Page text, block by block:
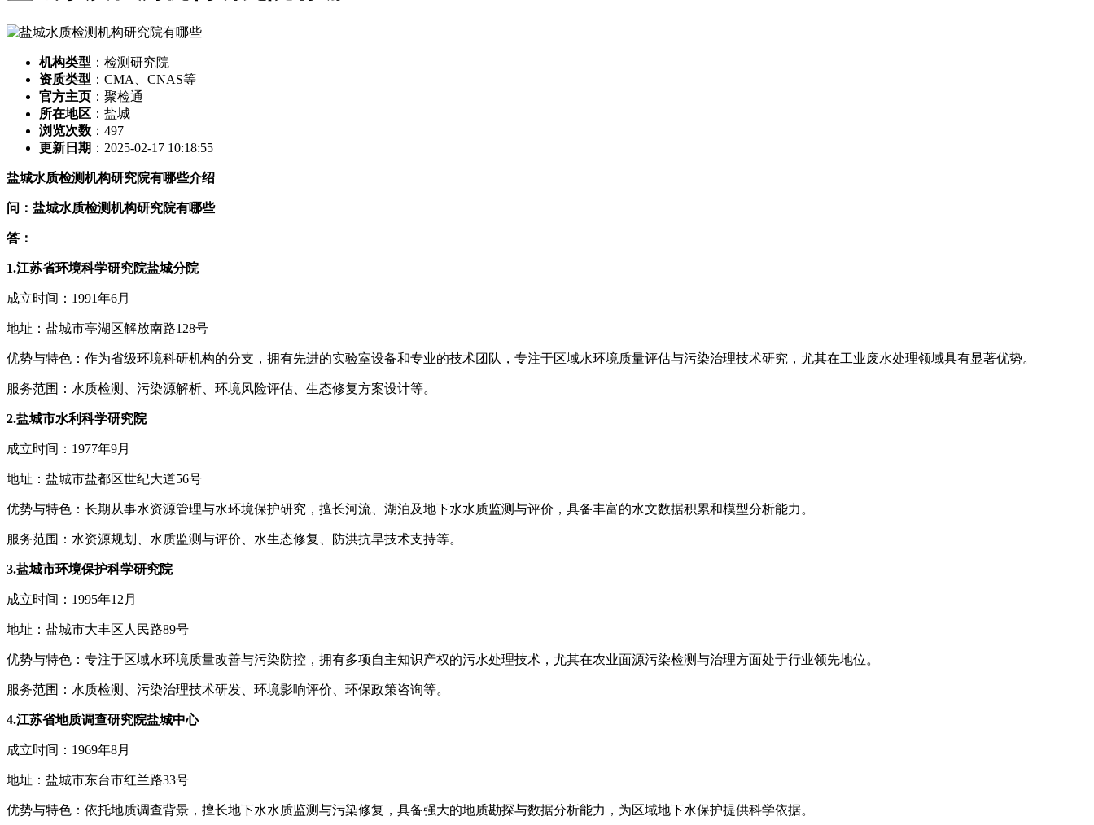
机构类型 ：检测研究院
资质类型 ：CMA、CNAS等
官方主页 ：聚检通
所在地区 ：盐城
浏览次数 ： 497
更新日期 ：2025-02-17 10:18:55
盐城水质检测机构研究院有哪些介绍
问：盐城水质检测机构研究院有哪些
答：
1.江苏省环境科学研究院盐城分院
成立时间：1991年6月
地址：盐城市亭湖区解放南路128号
优势与特色：作为省级环境科研机构的分支，拥有先进的实验室设备和专业的技术团队，专注于区域水环境质量评估与污染治理技术研究，尤其在工业废水处理领域具有显著优势。
服务范围：水质检测、污染源解析、环境风险评估、生态修复方案设计等。
2.盐城市水利科学研究院
成立时间：1977年9月
地址：盐城市盐都区世纪大道56号
优势与特色：长期从事水资源管理与水环境保护研究，擅长河流、湖泊及地下水水质监测与评价，具备丰富的水文数据积累和模型分析能力。
服务范围：水资源规划、水质监测与评价、水生态修复、防洪抗旱技术支持等。
3.盐城市环境保护科学研究院
成立时间：1995年12月
地址：盐城市大丰区人民路89号
优势与特色：专注于区域水环境质量改善与污染防控，拥有多项自主知识产权的污水处理技术，尤其在农业面源污染检测与治理方面处于行业领先地位。
服务范围：水质检测、污染治理技术研发、环境影响评价、环保政策咨询等。
4.江苏省地质调查研究院盐城中心
成立时间：1969年8月
地址：盐城市东台市红兰路33号
优势与特色：依托地质调查背景，擅长地下水水质监测与污染修复，具备强大的地质勘探与数据分析能力，为区域地下水保护提供科学依据。